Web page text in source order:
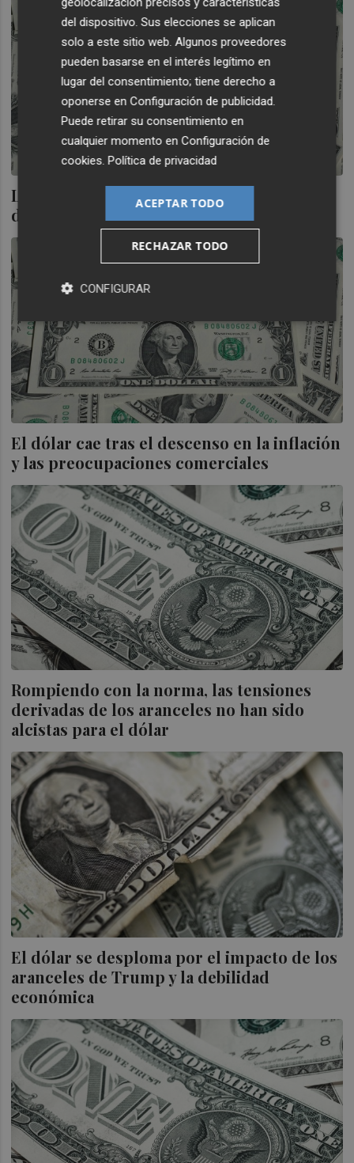
Los mercados cuestionan el estatus del
dólar como refugio de valor
El dólar cae tras el descenso en la inflación
y las preocupaciones comerciales
Rompiendo con la norma, las tensiones
derivadas de los aranceles no han sido
alcistas para el dólar
El dólar se desploma por el impacto de los
aranceles de Trump y la debilidad
económica
del dispositivo. Sus elecciones se aplican
solo a este sitio web. Algunos proveedores
pueden basarse en el interés legítimo en
lugar del consentimiento; tiene derecho a
oponerse enConfiguración de publicidad.
Puede retirar su consentimiento en
cualquier momento enConfiguración de
cookies.Política de privacidad
ACEPTAR TODO
RECHAZAR TODO
CONFIGURAR